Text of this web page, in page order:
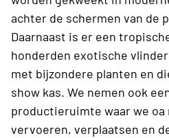
achter de schermen van de
Daarnaast is er een
honderden exotische
met bijzondere planten en
show kas. We nemen ook
productieruimte waar we oa
vervoeren, verplaatsen en